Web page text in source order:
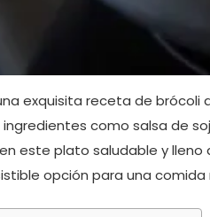
exquisita receta de brócoli
como salsa de
este plato saludable y
opción para una comida